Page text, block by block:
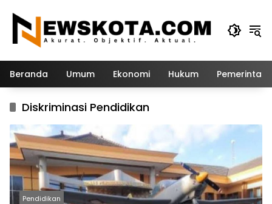
konten
Beranda Umum Ekonomi Hukum
Diskriminasi Pendidikan
Pendidikan